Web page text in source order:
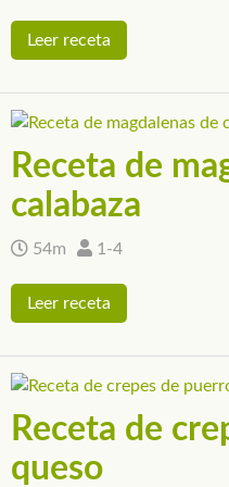
Leer receta
Receta de
calabaza
54m 1-4
Leer receta
Receta de
queso